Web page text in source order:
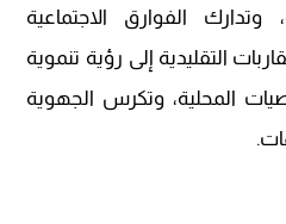
وتدارك الفوارق الاجتماعية
التقليدية إلى رؤية تنموية
المحلية، وتكرس الجهوية